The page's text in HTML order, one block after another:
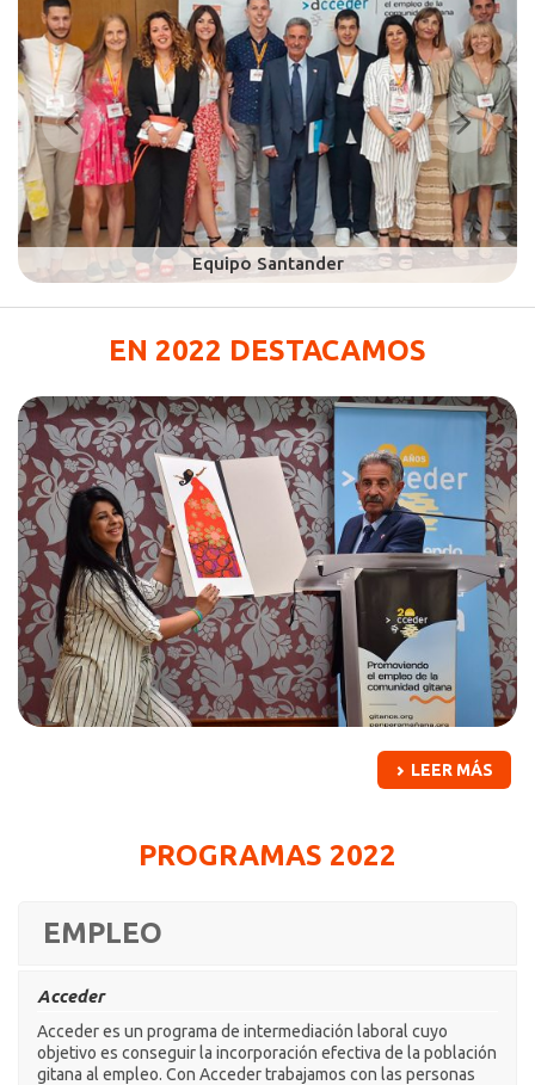
EN 2022 DESTACAMOS
LEER MÁS
PROGRAMAS 2022
EMPLEO
Acceder
Acceder es un programa de intermediación laboral cuyo
objetivo es conseguir la incorporación efectiva de la población
gitana al empleo. Con Acceder trabajamos con las personas